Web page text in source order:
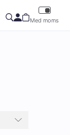
Med moms